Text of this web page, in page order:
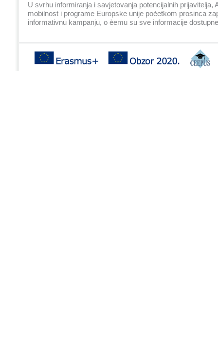
U svrhu informiranja i savjetovanja potencijalnih prijavitelja,
mobilnost i programe Europske unije poèetkom prosinca
informativnu kampanju, o èemu su sve informacije